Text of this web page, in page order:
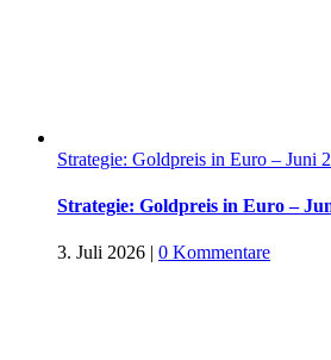
Strategie: Goldpreis in Euro – Juni
Strategie: Goldpreis in Euro –
3. Juli 2026 | 0 Kommentare